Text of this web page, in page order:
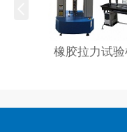
橡胶拉力试验